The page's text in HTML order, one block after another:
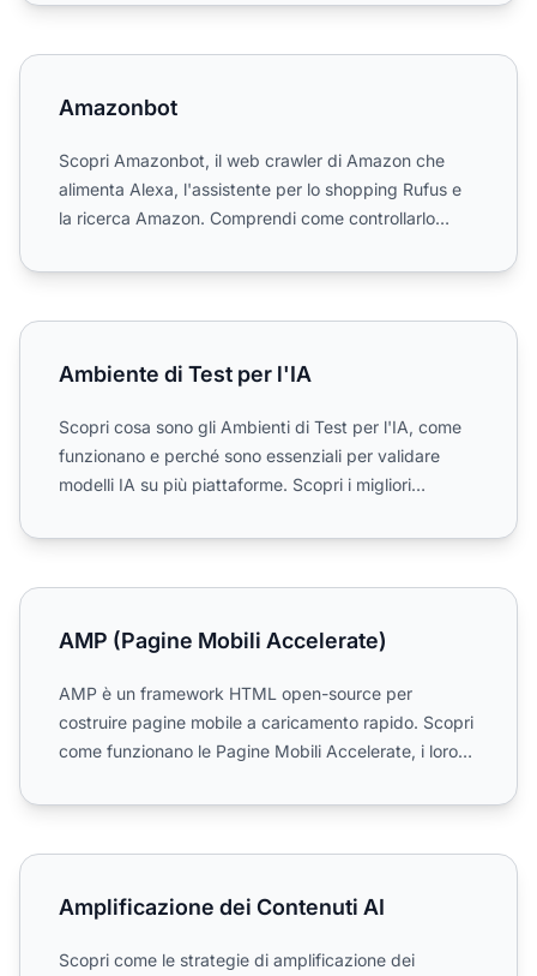
Amazonbot
Amazonbot
Scopri Amazonbot, il web crawler di Amazon che
alimenta Alexa, l'assistente per lo shopping Rufus e
la ricerca Amazon. Comprendi come controllarlo
Ambiente di Test per l'IA
Ambiente di Test per l'IA
Scopri cosa sono gli Ambienti di Test per l'IA, come
funzionano e perché sono essenziali per validare
modelli IA su più piattaforme. Scopri i migliori
AMP (Pagine Mobili Accelerate)
AMP (Pagine Mobili Accelerate)
AMP è un framework HTML open-source per
costruire pagine mobile a caricamento rapido. Scopri
come funzionano le Pagine Mobili Accelerate, i loro
Amplificazione dei Contenuti AI
Amplificazione dei Contenuti AI
Scopri come le strategie di amplificazione dei